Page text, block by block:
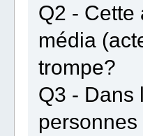
Q2 - Cette
média
trompe?
Q3 - Dans